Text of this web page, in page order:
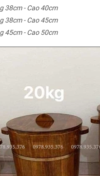
38cm - Cao 40cm
38cm - Cao 45cm
45cm - Cao 50cm